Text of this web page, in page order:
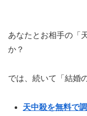
あなたとお相手の「
か？
では、続いて「結婚
天中殺を無料で